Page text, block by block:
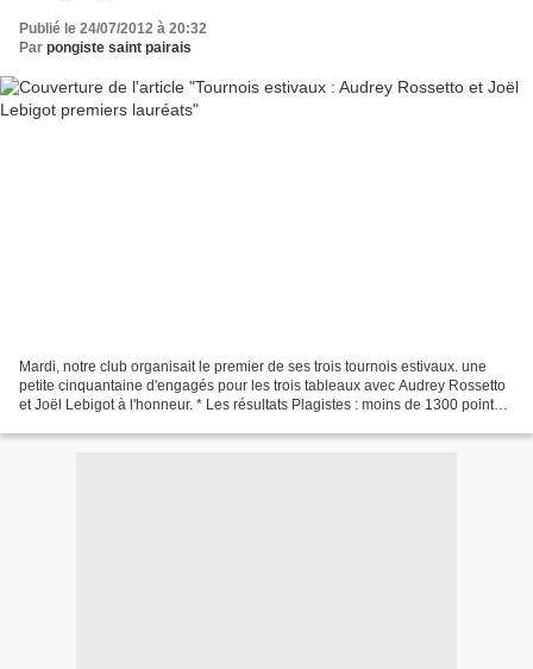
Publié le 24/07/2012 à 20:32
Par pongiste saint pairais
Mardi, notre club organisait le premier de ses trois tournois estivaux. une
petite cinquantaine d'engagés pour les trois tableaux avec Audrey Rossetto
et Joël Lebigot à l'honneur. * Les résultats Plagistes : moins de 1300 points :